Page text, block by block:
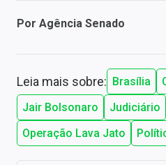
Por Agência Senado
Leia mais sobre: Brasília
Jair Bolsonaro
Judiciário
Operação Lava Jato